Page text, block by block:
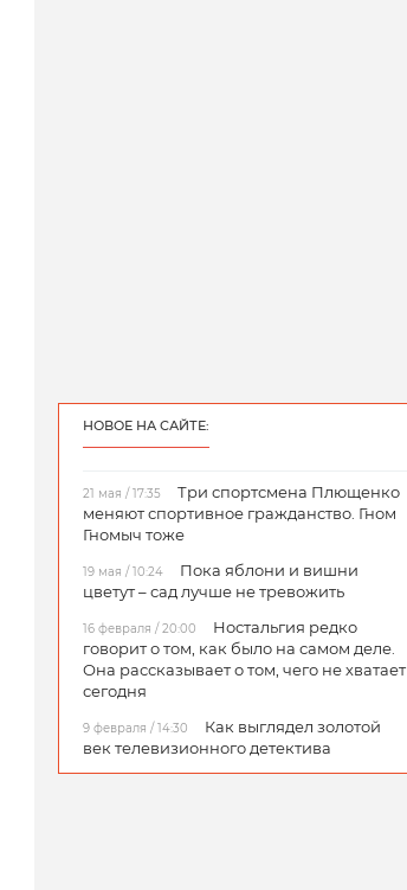
НОВОЕ НА САЙТЕ:
21 мая / 17:35
Три спортсмена Плющенко
меняют спортивное гражданство. Гном
Гномыч тоже
19 мая / 10:24
Пока яблони и вишни
цветут – сад лучше не тревожить
16 февраля / 20:00
Ностальгия редко
говорит о том, как было на самом деле.
Она рассказывает о том, чего не хватает
сегодня
9 февраля / 14:30
Как выглядел золотой
век телевизионного детектива